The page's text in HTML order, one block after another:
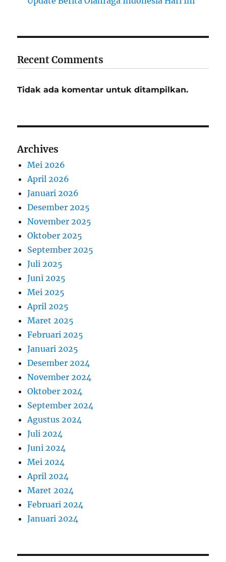
Recent Comments
Tidak ada komentar untuk ditampilkan.
Archives
Mei 2026
April 2026
Januari 2026
Desember 2025
November 2025
Oktober 2025
September 2025
Juli 2025
Juni 2025
Mei 2025
April 2025
Maret 2025
Februari 2025
Januari 2025
Desember 2024
November 2024
Oktober 2024
September 2024
Agustus 2024
Juli 2024
Juni 2024
Mei 2024
April 2024
Maret 2024
Februari 2024
Januari 2024